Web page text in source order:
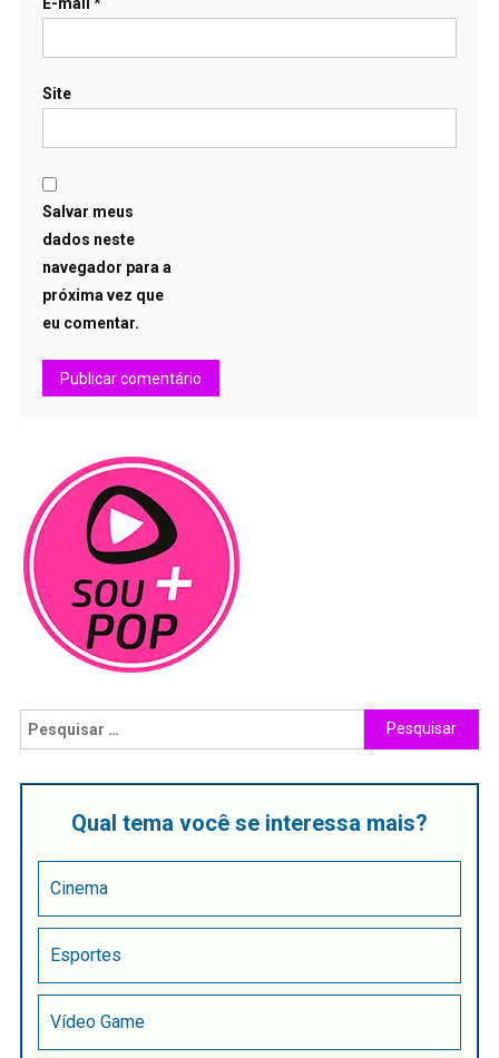
Site
Salvar meus
dados neste
navegador para a
próxima vez que
eu comentar.
Qual tema você se interessa mais?
Cinema
Esportes
Vídeo Game